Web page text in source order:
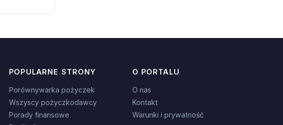
POPULARNE STRONY
Porównywarka pożyczek
Wszyscy pożyczkodawcy
Porady finansowe
O PORTALU
O nas
Kontakt
Warunki i prywatność